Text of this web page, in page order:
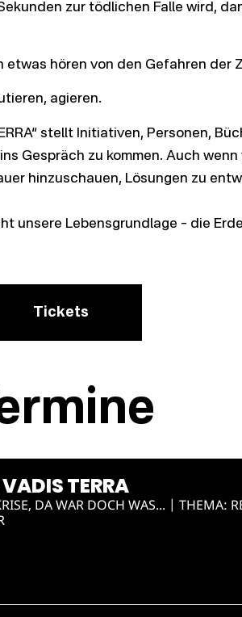
zur tödlichen Falle wird,
etwas hören von den Gefahren der
agieren.
stellt Initiativen, Personen,
Gespräch zu kommen. Auch wenn
hinzuschauen, Lösungen zu
unsere Lebensgrundlage – die
Tickets
TERRA
DA WAR DOCH WAS... | THEMA: